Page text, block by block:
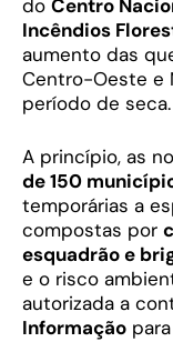
do Centro
Incêndios
aumento das
Centro-Oeste e
período de seca.
A princípio, as
de 150
temporárias a
compostas por
esquadrão e
e o risco
autorizada a
Informação